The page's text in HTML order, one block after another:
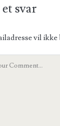
svar
vil